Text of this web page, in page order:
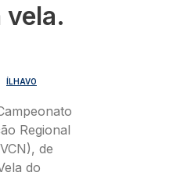
vela.
ÍLHAVO
Regional
de
do